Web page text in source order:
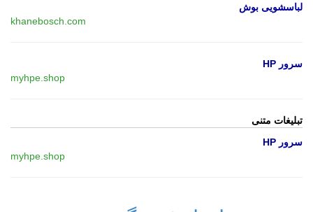
لباسشویی بوش
khanebosch.com
سرور HP
myhpe.shop
تبلیغات متنی
سرور HP
myhpe.shop